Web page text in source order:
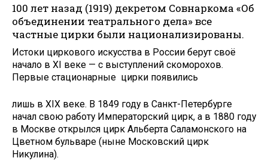
100 лет назад (1919) декретом Совнаркома «Об
объединении театрального дела» все
частные цирки были национализированы.
Истоки циркового искусства в России берут своё
начало в XI веке — с выступлений скоморохов.
Первые стационарные цирки появились
лишь в XIX веке. В 1849 году в Санкт-Петербурге
начал свою работу Императорский цирк, а в 1880 году
в Москве открылся цирк Альберта Саламонского на
Цветном бульваре (ныне Московский цирк
Никулина).